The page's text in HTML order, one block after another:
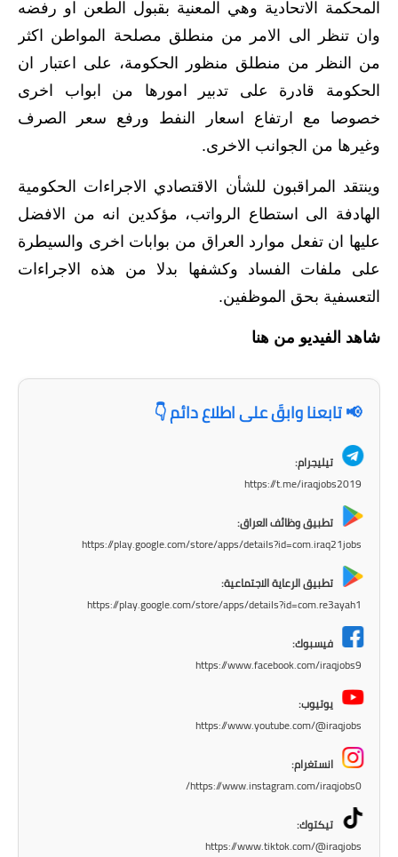
المرحلة الابتدائية
المرحلة المتوسطة
المرحلة الاعدادية
اخبار وقرارات وزارة التعليم
العالي
استمارة القبول المركزي
صحة وطب
المحكمة الاتحادية وهي المعنية بقبول الطعن او رفضه
وان تنظر الى الامر من منطلق مصلحة المواطن اكثر
من النظر من منطلق منظور الحكومة، على اعتبار ان
الحكومة قادرة على تدبير امورها من ابواب اخرى
خصوصا مع ارتفاع اسعار النفط ورفع سعر الصرف
وغيرها من الجوانب الاخرى.
وينتقد المراقبون للشأن الاقتصادي الاجراءات الحكومية
الهادفة الى استطاع الرواتب، مؤكدين انه من الافضل
عليها ان تفعل موارد العراق من بوابات اخرى والسيطرة
على ملفات الفساد وكشفها بدلا من هذه الاجراءات
التعسفية بحق الموظفين.
شاهد الفيديو من هنا
📢 تابعنا وابقَ على اطلاع دائم 👇
تيليجرام:
https://t.me/iraqjobs2019
تطبيق وظائف العراق:
https://play.google.com/store/apps/details?id=com.iraq21jobs
تطبيق الرعاية الاجتماعية:
https://play.google.com/store/apps/details?id=com.re3ayah1
فيسبوك:
https://www.facebook.com/iraqjobs9
يوتيوب:
https://www.youtube.com/@iraqjobs
انستغرام:
https://www.instagram.com/iraqjobs0/
تيكتوك:
https://www.tiktok.com/@iraqjobs